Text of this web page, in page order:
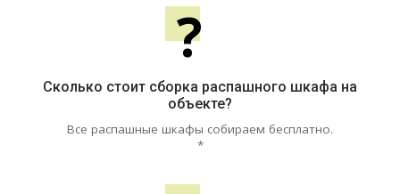
?
Сколько стоит сборка распашного шкафа на
объекте?
Все распашные шкафы собираем бесплатно.
*